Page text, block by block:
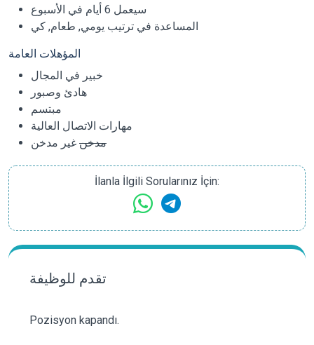
سيعمل 6 أيام في الأسبوع
المساعدة في ترتيب يومي, طعام, كي
المؤهلات العامة
خبير في المجال
هادئ وصبور
مبتسم
مهارات الاتصال العالية
مدخن غير مدخن
İlanla İlgili Sorularınız İçin:
تقدم للوظيفة
Pozisyon kapandı.